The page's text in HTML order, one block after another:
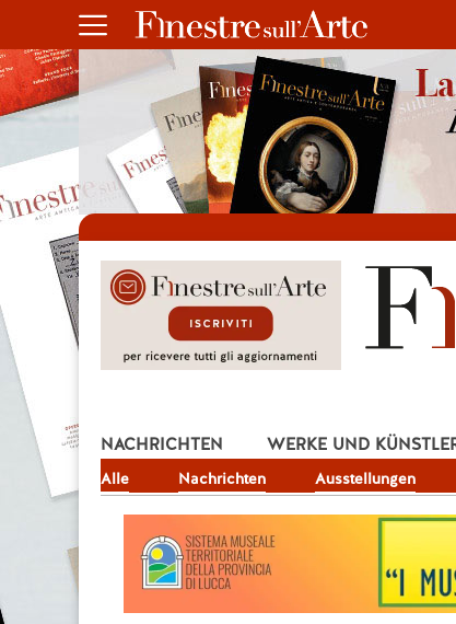
NACHRICHTEN
Alle Nachrichten Ausstellungen
WERKE UND
JOB